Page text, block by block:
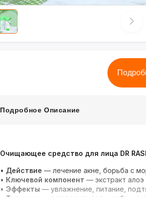
Подробное Описание
Очищающее средство для лица DR
• Действие — лечение акне, борьба с
• Ключевой компонент — экстракт алоэ
• Эффекты — увлажнение, питание,